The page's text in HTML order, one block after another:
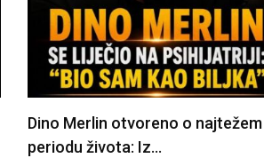
Dino Merlin otvoreno o najtežem
periodu života: Iz…